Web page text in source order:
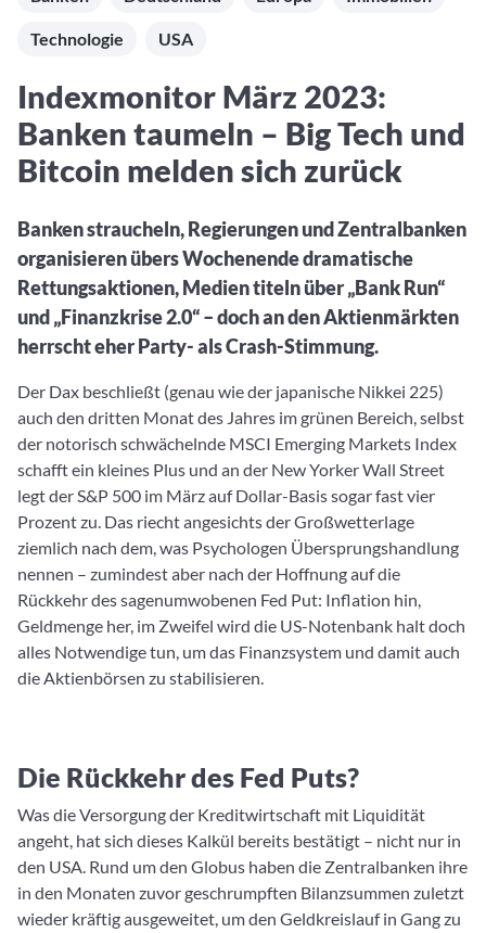
Fondswissen
investieren Sie richtig
Aktuelle Rankings und Beiträge zu den besten Fonds aus
Fondsvergleich
Übersichtlich bis zu 10 Fonds aus über 35.000
Produkten vergleichen
Hier sind Ihre gemerkten Produkte und aktiven
Preis-/Performance-Alarme
3. Investieren
Portfolios
Informationen und Beiträge unserer Partner-
Community-Partner
Informationen und Beiträge unserer Community-
Partner
Webinar verpasst? Hier gibt es Aufnahmen unserer
Online-Veranstaltungen.
Technologie USA
Indexmonitor März 2023:
Banken taumeln – Big Tech und
Bitcoin melden sich zurück
Banken straucheln, Regierungen und Zentralbanken
organisieren übers Wochenende dramatische
Rettungsaktionen, Medien titeln über „Bank Run“
und „Finanzkrise 2.0“ – doch an den Aktienmärkten
herrscht eher Party- als Crash-Stimmung.
Der Dax beschließt (genau wie der japanische Nikkei 225)
auch den dritten Monat des Jahres im grünen Bereich, selbst
der notorisch schwächelnde MSCI Emerging Markets Index
schafft ein kleines Plus und an der New Yorker Wall Street
legt der S&P 500 im März auf Dollar-Basis sogar fast vier
Prozent zu. Das riecht angesichts der Großwetterlage
ziemlich nach dem, was Psychologen Übersprungshandlung
nennen – zumindest aber nach der Hoffnung auf die
Rückkehr des sagenumwobenen Fed Put: Inflation hin,
Geldmenge her, im Zweifel wird die US-Notenbank halt doch
alles Notwendige tun, um das Finanzsystem und damit auch
die Aktienbörsen zu stabilisieren.
Die Rückkehr des Fed Puts?
Was die Versorgung der Kreditwirtschaft mit Liquidität
angeht, hat sich dieses Kalkül bereits bestätigt – nicht nur in
den USA. Rund um den Globus haben die Zentralbanken ihre
in den Monaten zuvor geschrumpften Bilanzsummen zuletzt
wieder kräftig ausgeweitet, um den Geldkreislauf in Gang zu